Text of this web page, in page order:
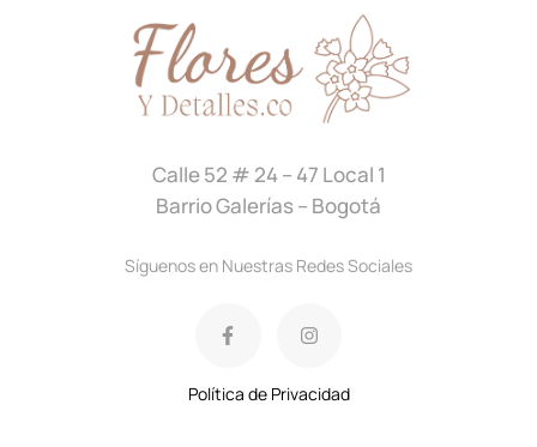
Calle 52 # 24 – 47 Local 1
Barrio Galerías – Bogotá
Síguenos en Nuestras Redes Sociales
Política de Privacidad